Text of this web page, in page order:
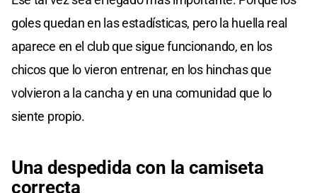
goles quedan en las estadísticas, pero la huella real
aparece en el club que sigue funcionando, en los
chicos que lo vieron entrenar, en los hinchas que
volvieron a la cancha y en una comunidad que lo
siente propio.
Una despedida con la camiseta
correcta